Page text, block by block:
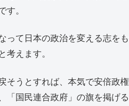
す。
て日本の政治を変える志を
考えます。
うとすれば、本気で安倍政
「国民連合政府」の旗を掲げ